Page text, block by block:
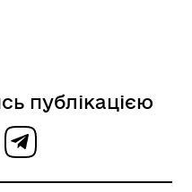
публікацією